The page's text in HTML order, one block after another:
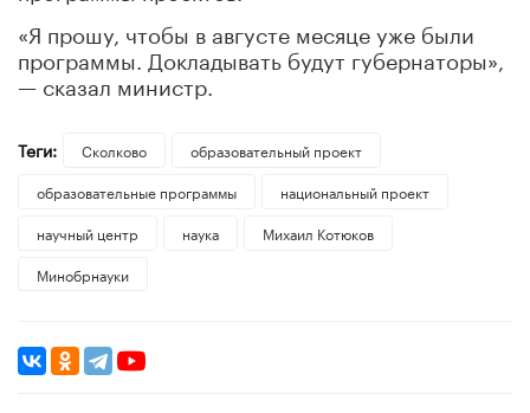
«Я прошу, чтобы в августе месяце уже были
программы. Докладывать будут губернаторы»,
— сказал министр.
Теги: Сколково
образовательный проект
образовательные программы
национальный проект
научный центр
наука
Михаил Котюков
Минобрнауки